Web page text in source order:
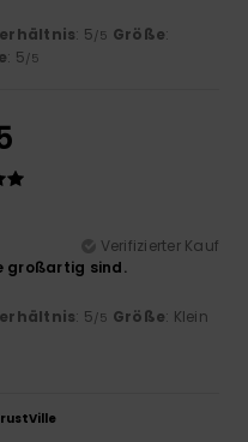
: 5/5 Größe:
: 5/5
Verifizierter Kauf
großartig sind.
: 5/5 Größe: Klein